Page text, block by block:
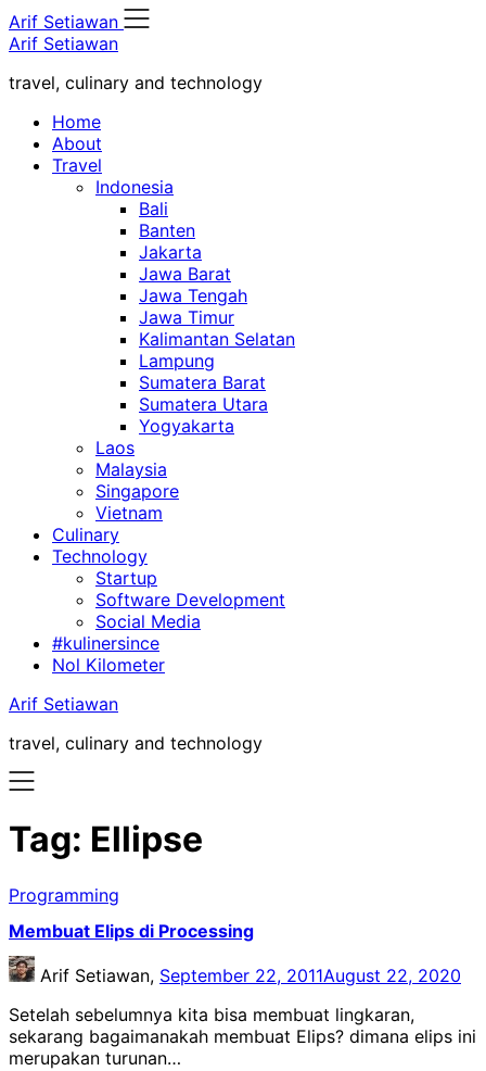
Skip
to
Arif Setiawan
Arif Setiawan
travel, culinary and technology
Home
About
Travel
Indonesia
Bali
Banten
Jakarta
Jawa Barat
Jawa Tengah
Jawa Timur
Kalimantan Selatan
Lampung
Sumatera Barat
Sumatera Utara
Yogyakarta
Laos
Malaysia
Singapore
Vietnam
Culinary
Technology
Startup
Software Development
Social Media
#kulinersince
Nol Kilometer
Arif Setiawan
travel, culinary and technology
Tag: Ellipse
Programming
Membuat Elips di Processing
Arif Setiawan, September 22, 2011August 22, 2020
Setelah sebelumnya kita bisa membuat lingkaran,
sekarang bagaimanakah membuat Elips? dimana elips ini
merupakan turunan…